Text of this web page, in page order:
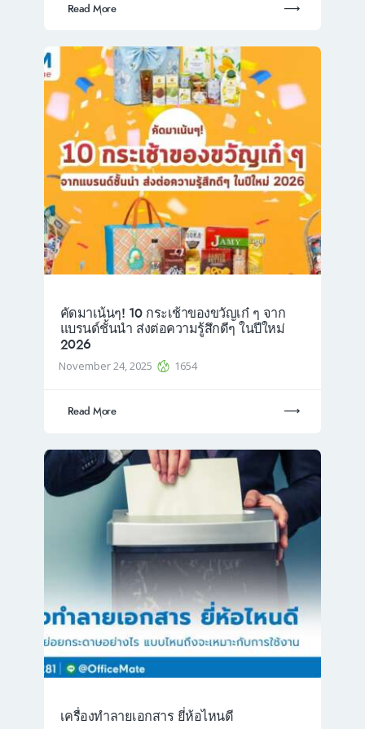
Read More
คัดมาเน้นๆ! 10 กระเช้าของขวัญเก๋ ๆ จาก
แบรนด์ชั้นนำ ส่งต่อความรู้สึกดีๆ ในปีใหม่
2026
November 24, 2025 1654
Read More
เครื่องทำลายเอกสาร ยี่ห้อไหนดี